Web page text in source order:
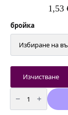
1,53
Price
1,53
/
2,99
7,11 €
/
13,91
бройка
Изчистване
количество
за
Балони
"Класик"